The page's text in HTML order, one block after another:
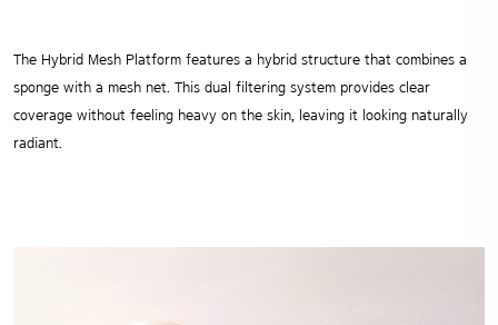
The Hybrid Mesh Platform features a hybrid structure that combines a
sponge with a mesh net. This dual filtering system provides clear
coverage without feeling heavy on the skin, leaving it looking naturally
radiant.